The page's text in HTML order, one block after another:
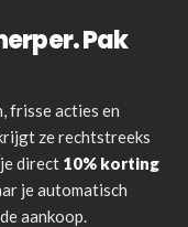
Pak
frisse acties en
ze rechtstreeks
direct 10% korting
je automatisch
aankoop.